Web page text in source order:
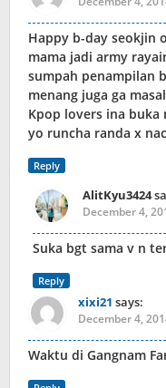
Happy b-day seokjin
mama jadi army
sumpah penampilan
menang juga ga
Kpop lovers ina
yo runcha randa x
Reply
AlitKyu3424
December 4,
Suka bgt sama v n
Reply
xixi21 says:
December 4,
Waktu di Gangnam